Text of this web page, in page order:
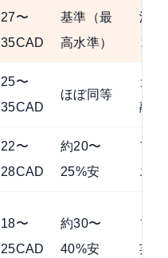
27〜
35CAD
基準（最
高水準）
温暖
コ
25〜
35CAD
ほぼ同等
カ
融・
22〜
28CAD
約20〜
25%安
ア
エ
18〜
25CAD
約30〜
40%安
フ
芸術